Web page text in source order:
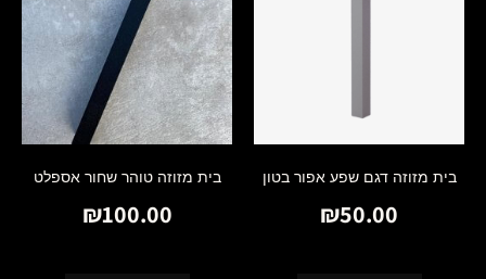
בית מזוזה דגם שפע אפור בטון
₪50.00
בית מזוזה טוהר שחור אספלט
₪100.00